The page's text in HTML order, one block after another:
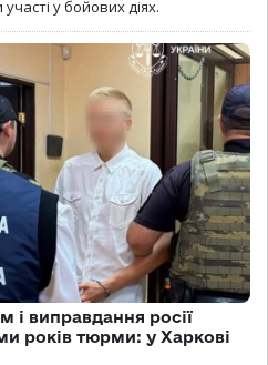
у бойових діях.
і виправдання росії
років тюрми: у Харкові